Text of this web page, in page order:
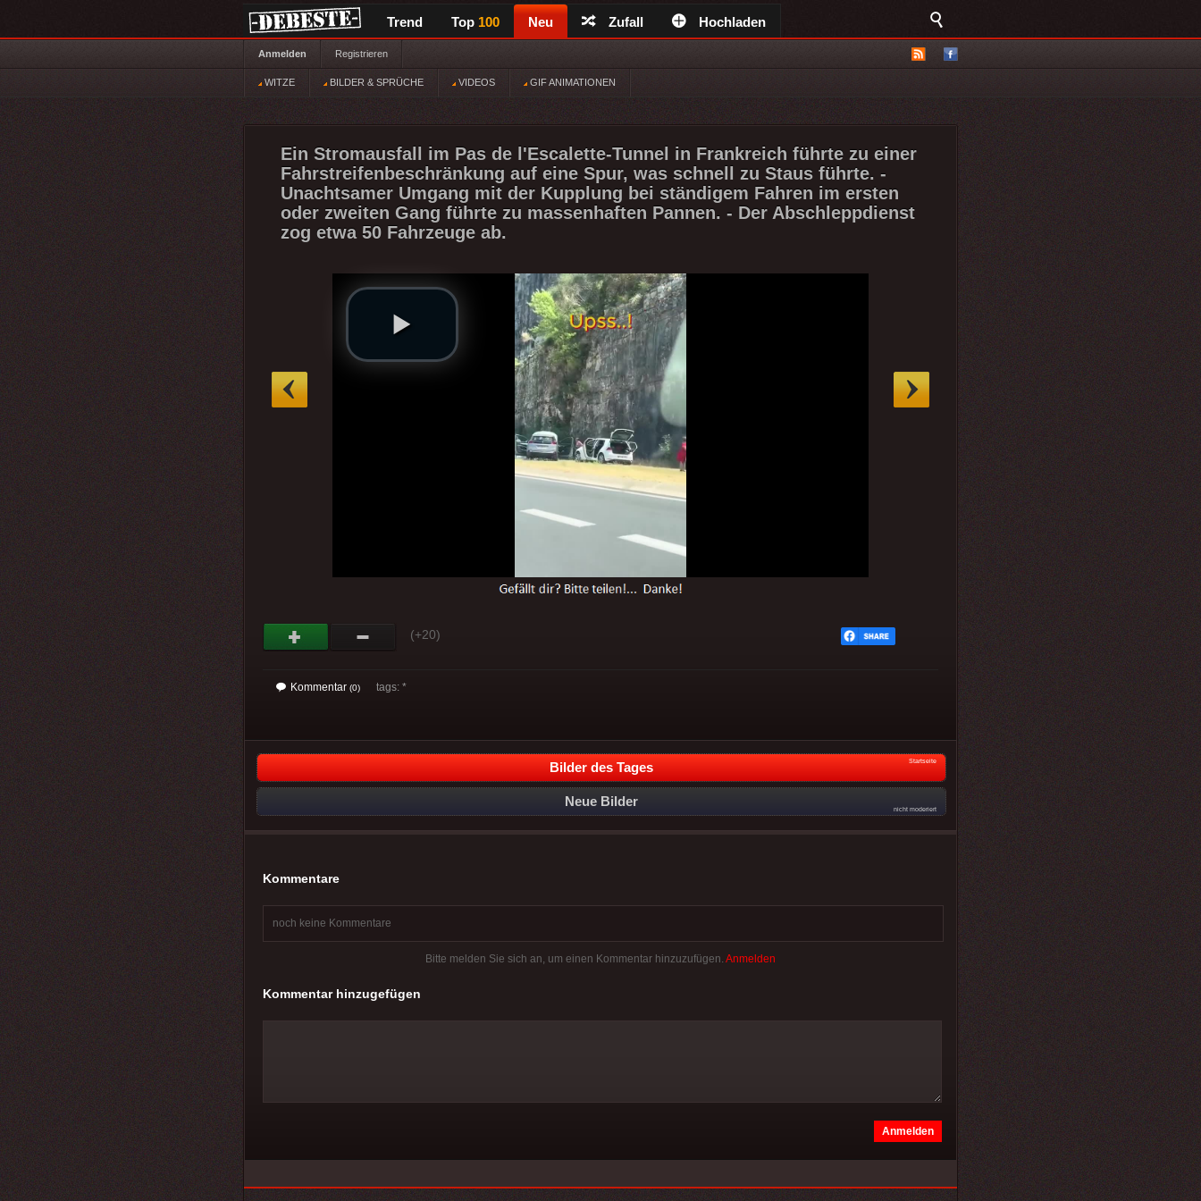
Trend Top 100 Neu Zufall Hochladen
Anmelden Registrieren
WITZE BILDER & SPRÜCHE VIDEOS GIF ANIMATIONEN
Ein Stromausfall im Pas de l'Escalette-Tunnel in Frankreich führte zu einer
Fahrstreifenbeschränkung auf eine Spur, was schnell zu Staus führte. -
Unachtsamer Umgang mit der Kupplung bei ständigem Fahren im ersten
oder zweiten Gang führte zu massenhaften Pannen. - Der Abschleppdienst
zog etwa 50 Fahrzeuge ab.
(+20)
Kommentar (0) tags: *
Bilder des Tages Startseite
Neue Bilder
nicht moderiert
Kommentare
noch keine Kommentare
Bitte melden Sie sich an, um einen Kommentar hinzuzufügen. Anmelden
Kommentar hinzugefügen